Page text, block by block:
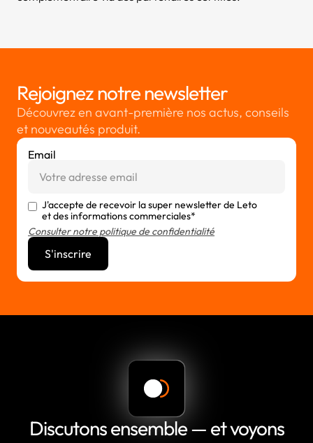
Rejoignez notre newsletter
Découvrez en avant-première nos actus, conseils
et nouveautés produit.
Email
J'accepte de recevoir la super newsletter de Leto
et des informations commerciales*
Consulter notre politique de confidentialité
Discutons ensemble — et voyons